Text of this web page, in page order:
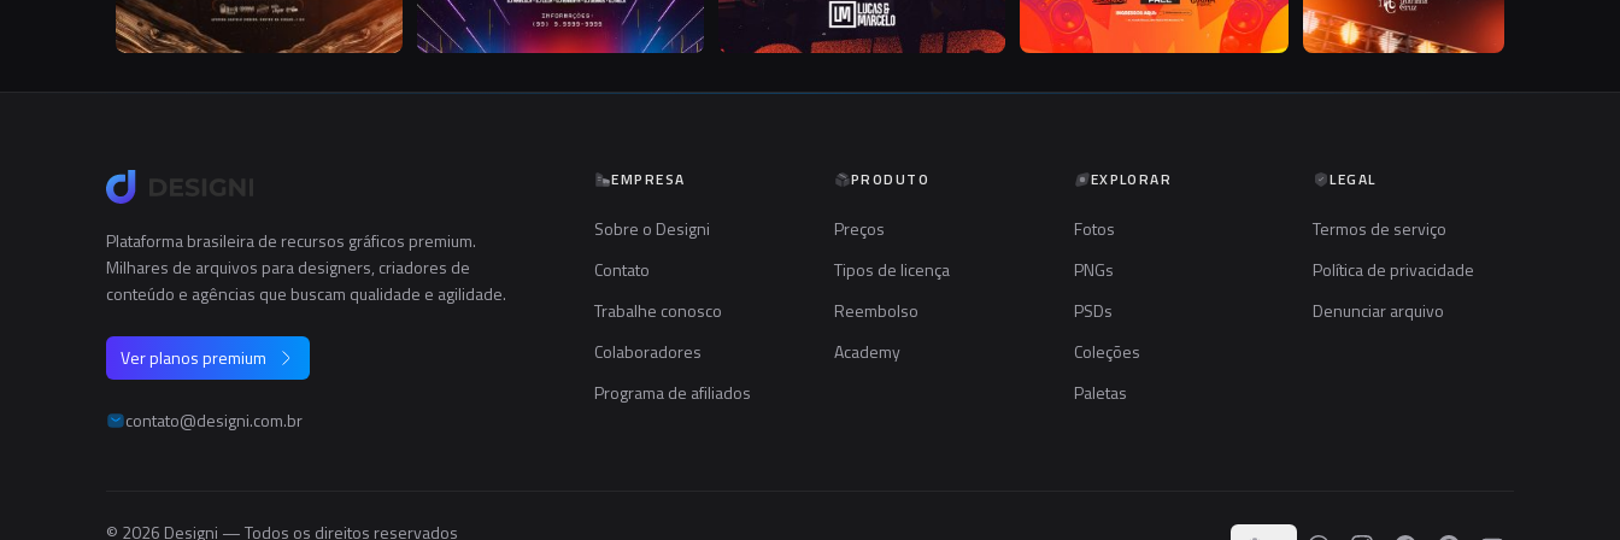
Plataforma brasileira de recursos gráficos premium.
Milhares de arquivos para designers, criadores de
conteúdo e agências que buscam qualidade e agilidade.
Ver planos premium
contato@designi.com.br
EMPRESA
Sobre o Designi
Contato
Trabalhe conosco
Colaboradores
Programa de afiliados
PRODUTO
Preços
Tipos de licença
Reembolso
Academy
EXPLORAR
Fotos
PNGs
PSDs
Coleções
Paletas
LEGAL
Termos de serviço
Política de privacidade
Denunciar arquivo
© 2026 Designi — Todos os direitos reservados